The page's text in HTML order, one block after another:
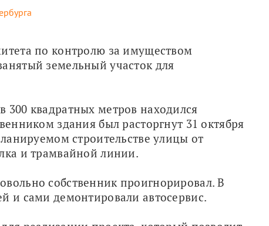
по контролю за имуществом
земельный участок для
квадратных метров находился
здания был расторгнут 31 октября
строительстве улицы от
и трамвайной линии.
собственник проигнорировал. В
и сами демонтировали автосервис.